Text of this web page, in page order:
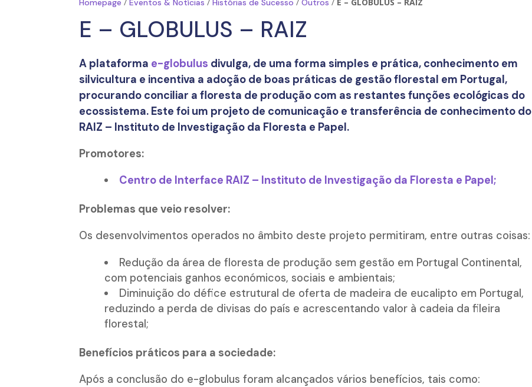
E – GLOBULUS – RAIZ
A plataforma e-globulus divulga, de uma forma simples e prática, conhecimento em
silvicultura e incentiva a adoção de boas práticas de gestão florestal em Portugal,
procurando conciliar a floresta de produção com as restantes funções ecológicas do
ecossistema. Este foi um projeto de comunicação e transferência de conhecimento do
RAIZ – Instituto de Investigação da Floresta e Papel.
Promotores:
Centro de Interface RAIZ – Instituto de Investigação da Floresta e Papel;
Problemas que veio resolver:
Os desenvolvimentos operados no âmbito deste projeto permitiram, entre outras coisas:
Redução da área de floresta de produção sem gestão em Portugal Continental,
com potenciais ganhos económicos, sociais e ambientais;
Diminuição do défice estrutural de oferta de madeira de eucalipto em Portugal,
reduzindo a perda de divisas do país e acrescentando valor à cadeia da fileira
florestal;
Benefícios práticos para a sociedade:
Após a conclusão do e-globulus foram alcançados vários benefícios, tais como: